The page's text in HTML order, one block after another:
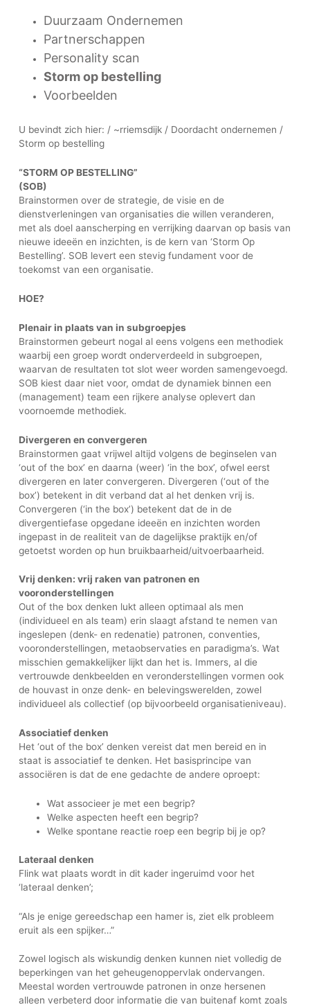
Duurzaam Ondernemen
Partnerschappen
Personality scan
Storm op bestelling
Voorbeelden
U bevindt zich hier: / ~rriemsdijk / Doordacht ondernemen /
Storm op bestelling
“STORM OP BESTELLING”
(SOB)
Brainstormen over de strategie, de visie en de
dienstverleningen van organisaties die willen veranderen,
met als doel aanscherping en verrijking daarvan op basis van
nieuwe ideeën en inzichten, is de kern van ‘Storm Op
Bestelling’. SOB levert een stevig fundament voor de
toekomst van een organisatie.
HOE?
Plenair in plaats van in subgroepjes
Brainstormen gebeurt nogal al eens volgens een methodiek
waarbij een groep wordt onderverdeeld in subgroepen,
waarvan de resultaten tot slot weer worden samengevoegd.
SOB kiest daar niet voor, omdat de dynamiek binnen een
(management) team een rijkere analyse oplevert dan
voornoemde methodiek.
Divergeren en convergeren
Brainstormen gaat vrijwel altijd volgens de beginselen van
‘out of the box’ en daarna (weer) ‘in the box’, ofwel eerst
divergeren en later convergeren. Divergeren (‘out of the
box’) betekent in dit verband dat al het denken vrij is.
Convergeren (‘in the box’) betekent dat de in de
divergentiefase opgedane ideeën en inzichten worden
ingepast in de realiteit van de dagelijkse praktijk en/of
getoetst worden op hun bruikbaarheid/uitvoerbaarheid.
Vrij denken: vrij raken van patronen en
vooronderstellingen
Out of the box denken lukt alleen optimaal als men
(individueel en als team) erin slaagt afstand te nemen van
ingeslepen (denk- en redenatie) patronen, conventies,
vooronderstellingen, metaobservaties en paradigma’s. Wat
misschien gemakkelijker lijkt dan het is. Immers, al die
vertrouwde denkbeelden en veronderstellingen vormen ook
de houvast in onze denk- en belevingswerelden, zowel
individueel als collectief (op bijvoorbeeld organisatieniveau).
Associatief denken
Het ‘out of the box’ denken vereist dat men bereid en in
staat is associatief te denken. Het basisprincipe van
associëren is dat de ene gedachte de andere oproept:
Wat associeer je met een begrip?
Welke aspecten heeft een begrip?
Welke spontane reactie roep een begrip bij je op?
Lateraal denken
Flink wat plaats wordt in dit kader ingeruimd voor het
‘lateraal denken’;
“Als je enige gereedschap een hamer is, ziet elk probleem
eruit als een spijker…”
Zowel logisch als wiskundig denken kunnen niet volledig de
beperkingen van het geheugenoppervlak ondervangen.
Meestal worden vertrouwde patronen in onze hersenen
alleen verbeterd door informatie die van buitenaf komt zoals